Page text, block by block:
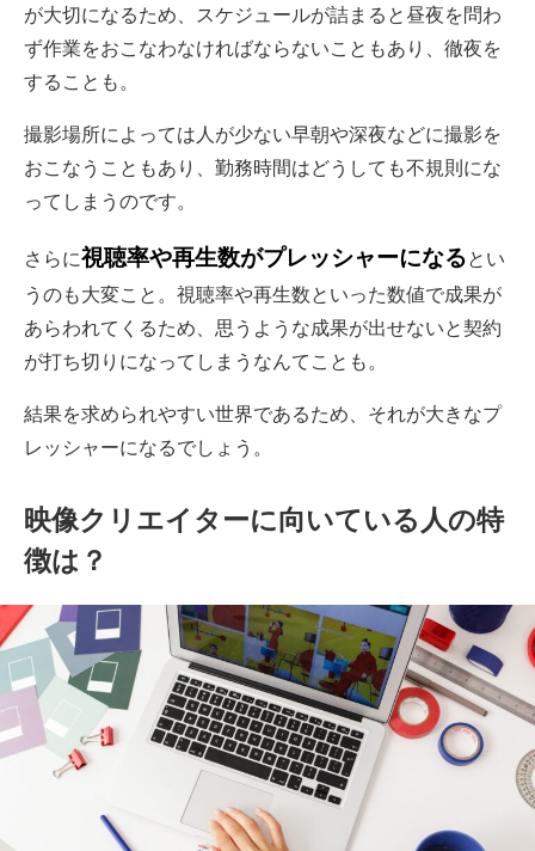
が大切になるため、スケジュールが詰まると昼夜を問わ
ず作業をおこなわなければならないこともあり、徹夜を
することも。
撮影場所によっては人が少ない早朝や深夜などに撮影を
おこなうこともあり、勤務時間はどうしても不規則にな
ってしまうのです。
さらに視聴率や再生数がプレッシャーになるとい
うのも大変こと。視聴率や再生数といった数値で成果が
あらわれてくるため、思うような成果が出せないと契約
が打ち切りになってしまうなんてことも。
結果を求められやすい世界であるため、それが大きなプ
レッシャーになるでしょう。
映像クリエイターに向いている人の特
徴は？